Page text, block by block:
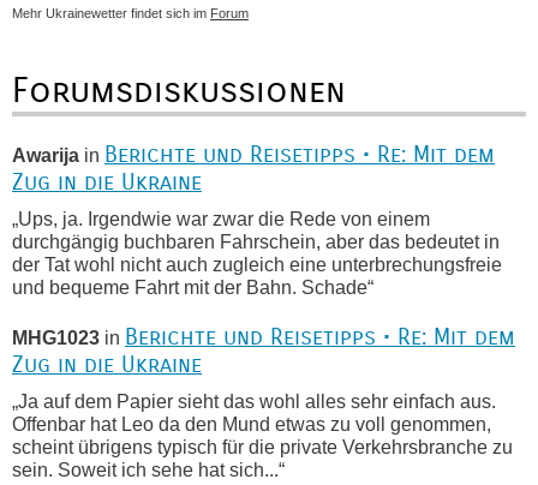
Mehr Ukrainewetter findet sich im Forum
Forumsdiskussionen
Awarija in Berichte und Reisetipps • Re: Mit dem
Zug in die Ukraine
„Ups, ja. Irgendwie war zwar die Rede von einem
durchgängig buchbaren Fahrschein, aber das bedeutet in
der Tat wohl nicht auch zugleich eine unterbrechungsfreie
und bequeme Fahrt mit der Bahn. Schade“
MHG1023 in Berichte und Reisetipps • Re: Mit dem
Zug in die Ukraine
„Ja auf dem Papier sieht das wohl alles sehr einfach aus.
Offenbar hat Leo da den Mund etwas zu voll genommen,
scheint übrigens typisch für die private Verkehrsbranche zu
sein. Soweit ich sehe hat sich...“